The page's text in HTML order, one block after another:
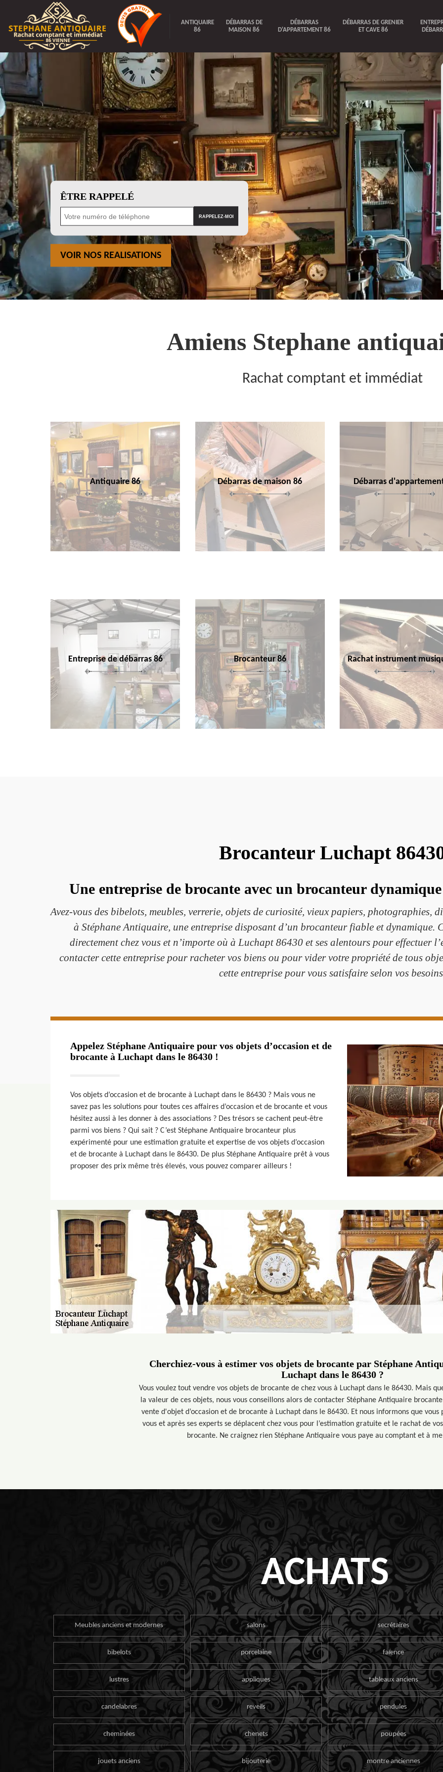
ANTIQUAIRE
86
DÉBARRAS DE
MAISON 86
DÉBARRAS
D'APPARTEMENT 86
DÉBARRAS DE GRENIER
ET CAVE 86
ÊTRE RAPPELÉ
VOIR NOS REALISATIONS
Amiens Stephane
Rachat comptant et immédiat
Antiquaire 86 Débarras de maison 86 Débarras
Entreprise de débarras 86 Brocanteur 86 Rachat instrument
Brocanteur Luchapt
Une entreprise de brocante avec un brocanteur
Avez-vous des bibelots, meubles, verrerie, objets de curiosité, vieux papiers, photographies,
à Stéphane Antiquaire, une entreprise disposant d’un brocanteur fiable et dynamique.
directement chez vous et n’importe où à Luchapt 86430 et ses alentours pour effectuer
contacter cette entreprise pour racheter vos biens ou pour vider votre propriété de tous
cette entreprise pour vous satisfaire selon vos
Appelez Stéphane Antiquaire pour vos objets d’occasion et de
brocante à Luchapt dans le 86430 !
Vos objets d’occasion et de brocante à Luchapt dans le 86430 ? Mais vous ne
savez pas les solutions pour toutes ces affaires d’occasion et de brocante et vous
hésitez aussi à les donner à des associations ? Des trésors se cachent peut-être
parmi vos biens ? Qui sait ? C’est Stéphane Antiquaire brocanteur plus
expérimenté pour une estimation gratuite et expertise de vos objets d’occasion
et de brocante à Luchapt dans le 86430. De plus Stéphane Antiquaire prêt à vous
proposer des prix même très élevés, vous pouvez comparer ailleurs !
Cherchiez-vous à estimer vos objets de brocante par Stéphane
Luchapt dans le 86430 ?
Vous voulez tout vendre vos objets de brocante de chez vous à Luchapt dans le 86430. Mais
la valeur de ces objets, nous vous conseillons alors de contacter Stéphane Antiquaire
vente d'objet d’occasion et de brocante à Luchapt dans le 86430. Et nous informons que vous
vous et après ses experts se déplacent chez vous pour l’estimation gratuite et le rachat de
brocante. Ne craignez rien Stéphane Antiquaire vous paye au comptant et à
ACHATS
Meubles anciens et modernes salons secrétaires
bibelots porcelaine faïence
lustres appliques tableaux anciens
candelabres reveils pendules
cheminées chenets poupées
jouets anciens bijouterie montre anciennes